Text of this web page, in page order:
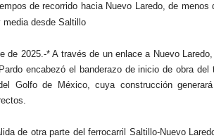
de recorrido hacia Nuevo Laredo, de menos
desde Saltillo
de 2025.-* A través de un enlace a Nuevo
encabezó el banderazo de inicio de obra del
Golfo de México, cuya construcción
de otra parte del ferrocarril Saltillo-Nuevo